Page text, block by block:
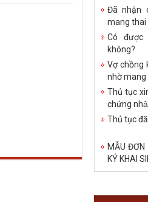
Đã nhận
mang thai
Có được
không?
Vợ chồng
nhờ mang
Thủ tục
chứng
Thủ tục
MẪU ĐƠN
KÝ KHAI